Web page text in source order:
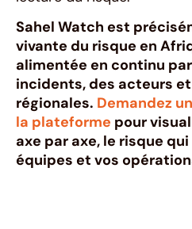
Sahel Watch est
vivante du risque en
alimentée en continu
incidents, des acteurs
régionales. Demandez
la plateforme pour
axe par axe, le risque
équipes et vos